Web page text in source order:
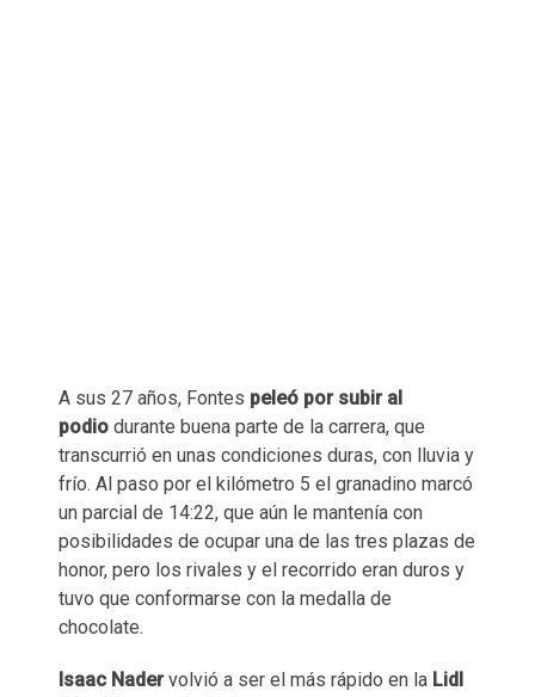
A sus 27 años, Fontes peleó por subir al
podio durante buena parte de la carrera, que
transcurrió en unas condiciones duras, con lluvia y
frío. Al paso por el kilómetro 5 el granadino marcó
un parcial de 14:22, que aún le mantenía con
posibilidades de ocupar una de las tres plazas de
honor, pero los rivales y el recorrido eran duros y
tuvo que conformarse con la medalla de
chocolate.
Isaac Nadervolvió a ser el más rápido en la Lidl